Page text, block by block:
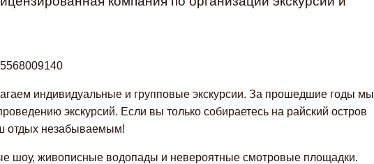
индивидуальные и групповые экскурсии. За прошедшие годы мы
экскурсий. Если вы только собираетесь на райский остров
отдых незабываемым!
шоу, живописные водопады и невероятные смотровые площадки.